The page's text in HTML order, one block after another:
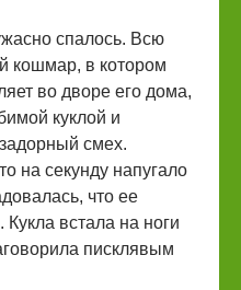
спалось. Всю
кошмар, в котором
во дворе его дома,
куклой и
смех.
на секунду напугало
что ее
встала на ноги
писклявым